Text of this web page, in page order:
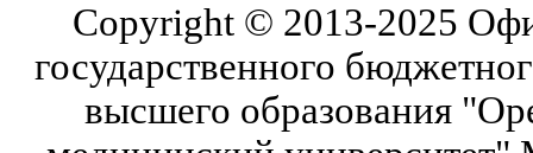
Copyright © 2013-2025
государственного
высшего образования